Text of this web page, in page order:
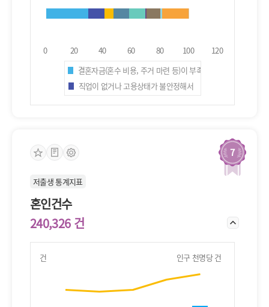
결혼자금(혼수 비용, 주거 마련 등)이 부족해서
직업이 없거나 고용상태가 불안정해서
배우자 가족과의 관계가 부담되어서
7
저출생 통계지표
혼인건수
240,326 건
건 인구 천명당 건